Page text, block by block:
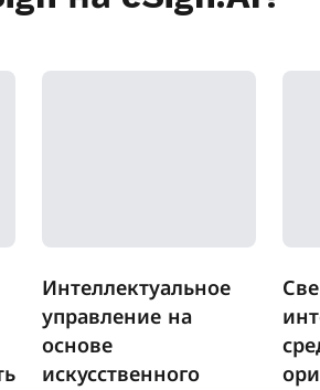
Интеллектуальное
управление на
основе
искусственного